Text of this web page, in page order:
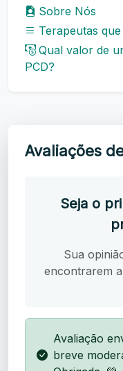
Sobre Nós
Terapeutas
Qual valor de
PCD?
Avaliações
Seja o
Sua
encontrarem
Avaliação
breve